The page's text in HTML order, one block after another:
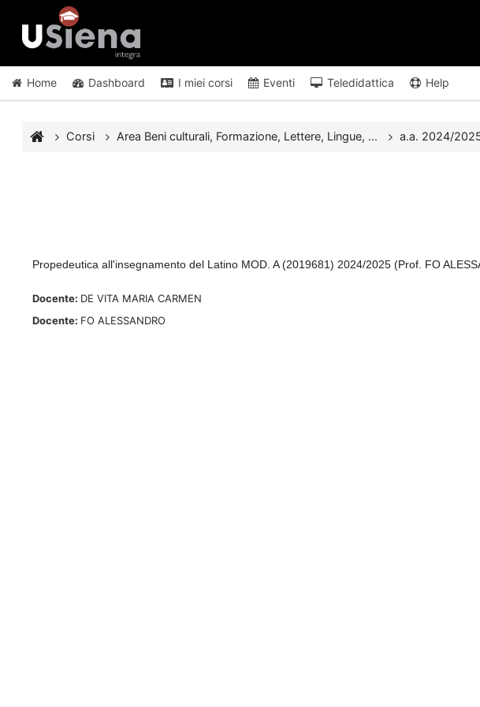
Vai al contenuto principale
Home Dashboard I miei corsi Eventi Teledidattica Help
Corsi Area Beni culturali, Formazione, Lettere, Lingue, ... a.a. 2024/
Propedeutica all'insegnamento del Latino MOD. A (2019681) 2024/2025 (Prof. FO
Docente: DE VITA MARIA CARMEN
Docente: FO ALESSANDRO